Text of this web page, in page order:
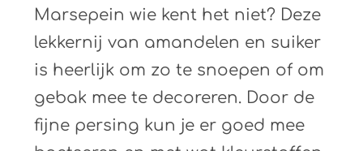
Marsepein wie kent het niet? Deze
lekkernij van amandelen en suiker
is heerlijk om zo te snoepen of om
gebak mee te decoreren. Door de
fijne persing kun je er goed mee